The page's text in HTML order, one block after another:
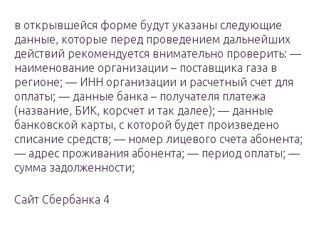
в открывшейся форме будут указаны следующие
данные, которые перед проведением дальнейших
действий рекомендуется внимательно проверить: —
наименование организации – поставщика газа в
регионе; — ИНН организации и расчетный счет для
оплаты; — данные банка – получателя платежа
(название, БИК, корсчет и так далее); — данные
банковской карты, с которой будет произведено
списание средств; — номер лицевого счета абонента;
— адрес проживания абонента; — период оплаты; —
сумма задолженности;
Сайт Сбербанка 4